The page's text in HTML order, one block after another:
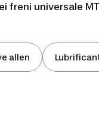
freni universale
allen